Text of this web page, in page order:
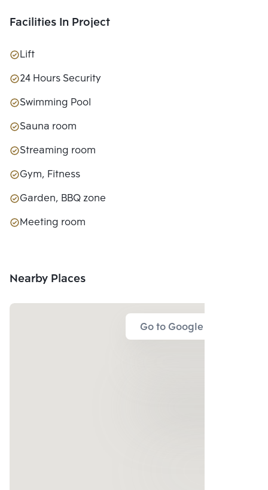
Facilities In Project
Lift
24 Hours Security
Swimming Pool
Sauna room
Streaming room
Gym, Fitness
Garden, BBQ zone
Meeting room
Nearby Places
Go to Google Map